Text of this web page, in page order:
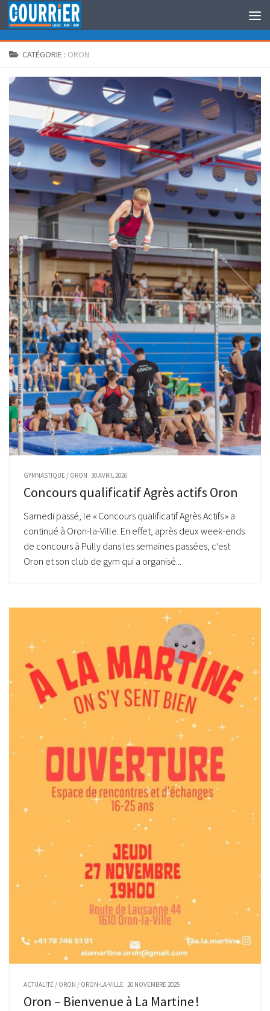
Au dessous du contenu
CATÉGORIE : ORON
GYMNASTIQUE / ORON 30 AVRIL 2026
Concours qualificatif Agrès actifs Oron
Samedi passé, le « Concours qualificatif Agrès Actifs » a
continué à Oron-la-Ville. En effet, après deux week-ends
de concours à Pully dans les semaines passées, c’est
Oron et son club de gym qui a organisé...
ACTUALITÉ / ORON / ORON-LA-VILLE 20 NOVEMBRE 2025
Oron – Bienvenue à La Martine !